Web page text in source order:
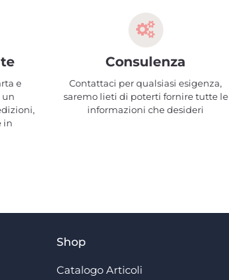
e
un
in
Consulenza
Contattaci per qualsiasi esigenza,
saremo lieti di poterti fornire tutte le
informazioni che desideri
Shop
Catalogo Articoli